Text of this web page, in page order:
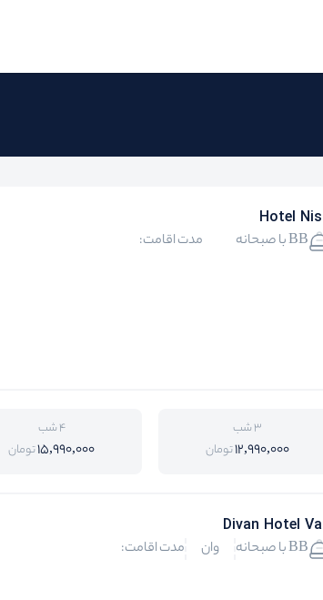
Hotel
BB با صبحانه مدت اقامت:
3 شب
12,990,000تومان
4 شب
15,990,000تومان
Divan Hotel
BB با صبحانه وان مدت اقامت: